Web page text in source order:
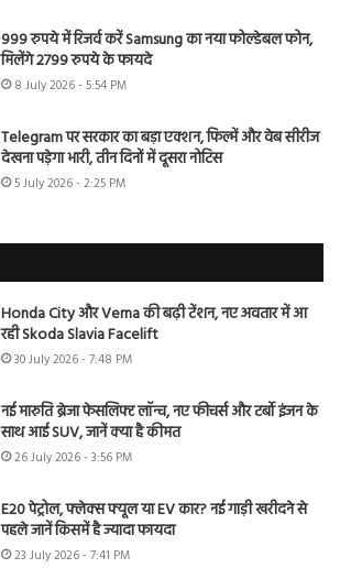
999 रुपये में रिजर्व करें Samsung का नया फोल्डेबल फोन,
मिलेंगे 2799 रुपये के फायदे
8 July 2026 - 5:54 PM
Telegram पर सरकार का बड़ा एक्शन, फिल्में और वेब सीरीज
देखना पड़ेगा भारी, तीन दिनों में दूसरा नोटिस
5 July 2026 - 2:25 PM
Honda City और Verna की बढ़ी टेंशन, नए अवतार में आ
रही Skoda Slavia Facelift
30 July 2026 - 7:48 PM
नई मारुति ब्रेजा फेसलिफ्ट लॉन्च, नए फीचर्स और टर्बो इंजन के
साथ आई SUV, जानें क्या है कीमत
26 July 2026 - 3:56 PM
E20 पेट्रोल, फ्लेक्स फ्यूल या EV कार? नई गाड़ी खरीदने से
पहले जानें किसमें है ज्यादा फायदा
23 July 2026 - 7:41 PM